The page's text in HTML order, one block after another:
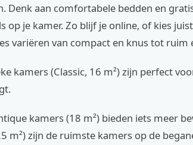
Denk aan comfortabele bedden en
op je kamer. Zo blijf je online, of kies
variëren van compact en knus tot ruim
kamers (Classic, 16 m²) zijn perfect
kamers (18 m²) bieden iets meer
m²) zijn de ruimste kamers op de